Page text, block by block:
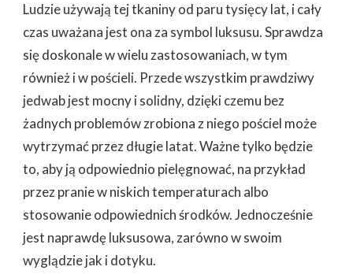
Ludzie używają tej tkaniny od paru tysięcy lat, i cały
czas uważana jest ona za symbol luksusu. Sprawdza
się doskonale w wielu zastosowaniach, w tym
również i w pościeli. Przede wszystkim prawdziwy
jedwab jest mocny i solidny, dzięki czemu bez
żadnych problemów zrobiona z niego pościel może
wytrzymać przez długie latat. Ważne tylko będzie
to, aby ją odpowiednio pielęgnować, na przykład
przez pranie w niskich temperaturach albo
stosowanie odpowiednich środków. Jednocześnie
jest naprawdę luksusowa, zarówno w swoim
wyglądzie jak i dotyku.